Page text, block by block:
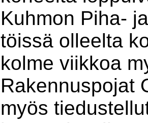
Kuhmon Piha-
töissä olleelta
kolme viikkoa
Rakennuspojat
myös